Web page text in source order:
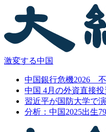
激変する中国
中国銀行危機2026
中国 4月の外資直接
習近平が国防大学で
分析：中国2025出生